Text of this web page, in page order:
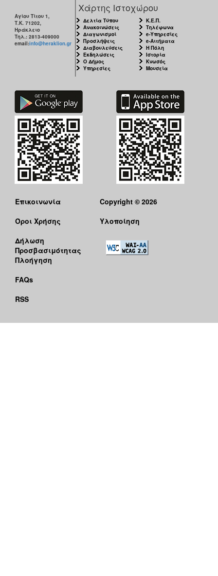
Αγίου Τίτου 1,
Τ.Κ. 71202,
Ηράκλειο
Τηλ.: 2813-409000
email:info@heraklion.gr
Χάρτης Ιστοχώρου
Δελτία Τύπου
Ανακοινώσεις
Διαγωνισμοί
Προσλήψεις
Διαβουλεύσεις
Εκδηλώσεις
Ο Δήμος
Υπηρεσίες
Κ.Ε.Π.
Τηλέφωνα
e-Υπηρεσίες
e-Αιτήματα
Η Πόλη
Ιστορία
Κνωσός
Μουσεία
Επικοινωνία
Όροι Χρήσης
Δήλωση
Προσβασιμότητας
Πλοήγηση
FAQs
RSS
Copyright © 2026
Υλοποίηση